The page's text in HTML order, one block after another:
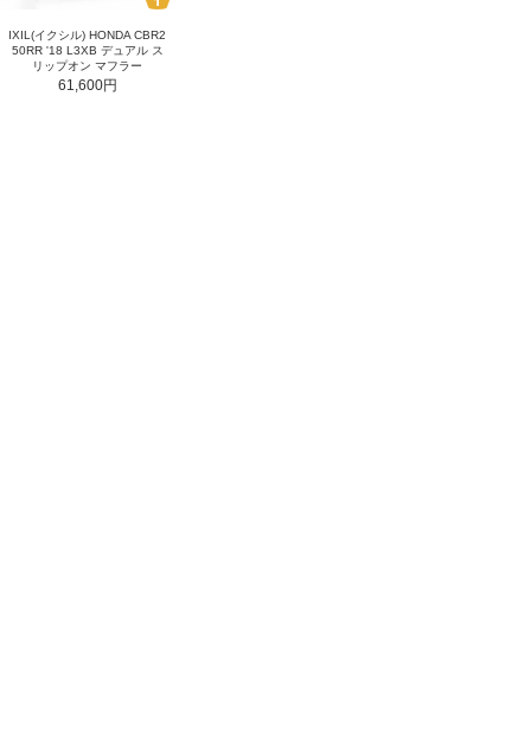
IXIL(イクシル) HONDA CBR2
50RR '18 L3XB デュアル ス
リップオン マフラー
61,600円